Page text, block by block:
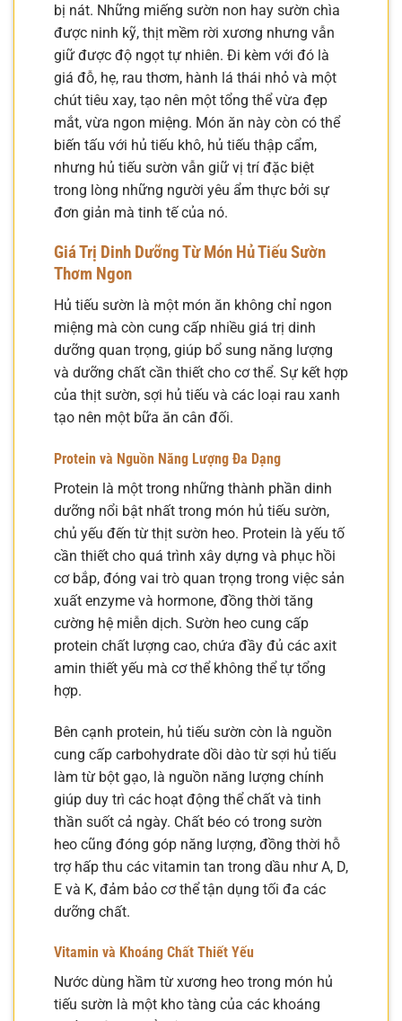
bị nát. Những miếng sườn non hay sườn chìa
được ninh kỹ, thịt mềm rời xương nhưng vẫn
giữ được độ ngọt tự nhiên. Đi kèm với đó là
giá đỗ, hẹ, rau thơm, hành lá thái nhỏ và một
chút tiêu xay, tạo nên một tổng thể vừa đẹp
mắt, vừa ngon miệng. Món ăn này còn có thể
biến tấu với hủ tiếu khô, hủ tiếu thập cẩm,
nhưng hủ tiếu sườn vẫn giữ vị trí đặc biệt
trong lòng những người yêu ẩm thực bởi sự
đơn giản mà tinh tế của nó.
Giá Trị Dinh Dưỡng Từ Món Hủ Tiếu Sườn
Thơm Ngon
Hủ tiếu sườn là một món ăn không chỉ ngon
miệng mà còn cung cấp nhiều giá trị dinh
dưỡng quan trọng, giúp bổ sung năng lượng
và dưỡng chất cần thiết cho cơ thể. Sự kết hợp
của thịt sườn, sợi hủ tiếu và các loại rau xanh
tạo nên một bữa ăn cân đối.
Protein và Nguồn Năng Lượng Đa Dạng
Protein là một trong những thành phần dinh
dưỡng nổi bật nhất trong món hủ tiếu sườn,
chủ yếu đến từ thịt sườn heo. Protein là yếu tố
cần thiết cho quá trình xây dựng và phục hồi
cơ bắp, đóng vai trò quan trọng trong việc sản
xuất enzyme và hormone, đồng thời tăng
cường hệ miễn dịch. Sườn heo cung cấp
protein chất lượng cao, chứa đầy đủ các axit
amin thiết yếu mà cơ thể không thể tự tổng
hợp.
Bên cạnh protein, hủ tiếu sườn còn là nguồn
cung cấp carbohydrate dồi dào từ sợi hủ tiếu
làm từ bột gạo, là nguồn năng lượng chính
giúp duy trì các hoạt động thể chất và tinh
thần suốt cả ngày. Chất béo có trong sườn
heo cũng đóng góp năng lượng, đồng thời hỗ
trợ hấp thu các vitamin tan trong dầu như A, D,
E và K, đảm bảo cơ thể tận dụng tối đa các
dưỡng chất.
Vitamin và Khoáng Chất Thiết Yếu
Nước dùng hầm từ xương heo trong món hủ
tiếu sườn là một kho tàng của các khoáng